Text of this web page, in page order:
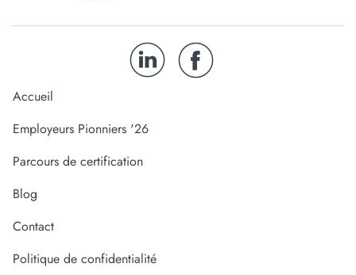
Accueil
Employeurs Pionniers '26
Parcours de certification
Blog
Contact
Politique de confidentialité